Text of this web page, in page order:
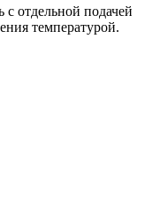
отдельной подачей
температурой.